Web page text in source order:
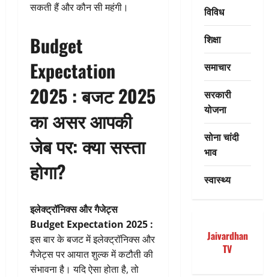
सकती हैं और कौन सी महंगी।
Budget
Expectation
2025 : बजट 2025
का असर आपकी
जेब पर: क्या सस्ता
होगा?
इलेक्ट्रॉनिक्स और गैजेट्स
Budget Expectation 2025 :
इस बार के बजट में इलेक्ट्रॉनिक्स और
गैजेट्स पर आयात शुल्क में कटौती की
संभावना है। यदि ऐसा होता है, तो
विविध
शिक्षा
समाचार
सरकारी
योजना
सोना चांदी
भाव
स्वास्थ्य
Jaivardhan
TV